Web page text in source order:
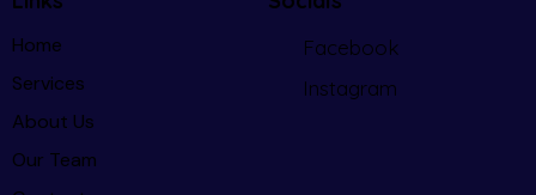
Home
Services
About Us
Our Team
Facebook
Instagram